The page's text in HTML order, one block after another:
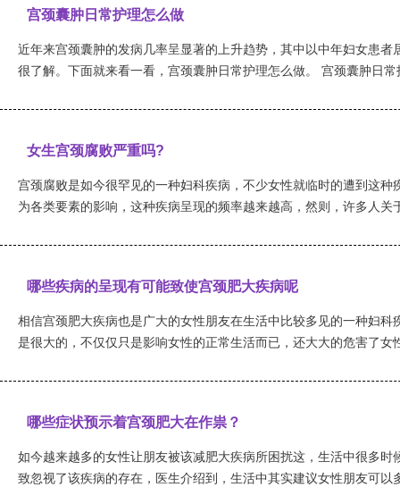
宫颈囊肿日常护理怎么做
近年来宫颈囊肿的发病几率呈显著的上升趋势，其中以中年妇女患者
很了解。下面就来看一看，宫颈囊肿日常护理怎么做。 宫颈囊肿日
女生宫颈腐败严重吗?
宫颈腐败是如今很罕见的一种妇科疾病，不少女性就临时的遭到这种
为各类要素的影响，这种疾病呈现的频率越来越高，然则，许多人关
哪些疾病的呈现有可能致使宫颈肥大疾病呢
相信宫颈肥大疾病也是广大的女性朋友在生活中比较多见的一种妇科
是很大的，不仅仅只是影响女性的正常生活而已，还大大的危害了女
哪些症状预示着宫颈肥大在作祟？
如今越来越多的女性让朋友被该减肥大疾病所困扰这，生活中很多时
致忽视了该疾病的存在，医生介绍到，生活中其实建议女性朋友可以